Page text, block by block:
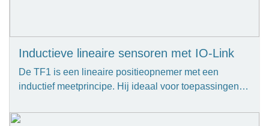
Inductieve lineaire sensoren met IO-Link
De TF1 is een lineaire positieopnemer met een
inductief meetprincipe. Hij ideaal voor toepassingen…